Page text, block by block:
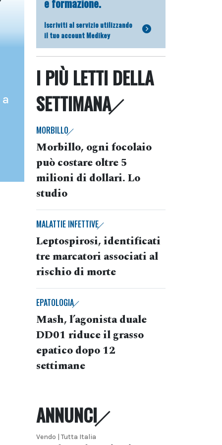
Iscriviti al servizio utilizzando
il tuo account Medikey
I PIÙ LETTI DELLA
SETTIMANA
MORBILLO
Morbillo, ogni focolaio
può costare oltre 5
milioni di dollari. Lo
studio
MALATTIE INFETTIVE
Leptospirosi, identificati
tre marcatori associati al
rischio di morte
EPATOLOGIA
Mash, l’agonista duale
DD01 riduce il grasso
epatico dopo 12
settimane
ANNUNCI
Vendo | Tutta Italia